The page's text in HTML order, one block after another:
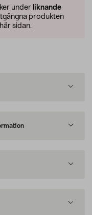
under liknande
produkten
sidan.